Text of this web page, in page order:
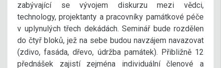
zabývající se vývojem diskurzu mezi vědci,
technology, projektanty a pracovníky památkové péče
v uplynulých třech dekádách. Seminář bude rozdělen
do čtyř bloků, jež na sebe budou navzájem navazovat
(zdivo, fasáda, dřevo, údržba památek). Přibližně 12
přednášek zajistí zejména individuální členové a